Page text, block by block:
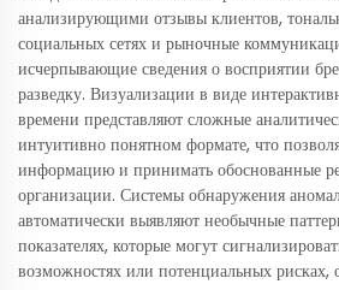
анализирующими отзывы клиентов,
социальных сетях и рыночные
исчерпывающие сведения о восприятии
разведку. Визуализации в виде
времени представляют сложные
интуитивно понятном формате, что
информацию и принимать обоснованные
организации. Системы обнаружения
автоматически выявляют необычные
показателях, которые могут
возможностях или потенциальных рисках,